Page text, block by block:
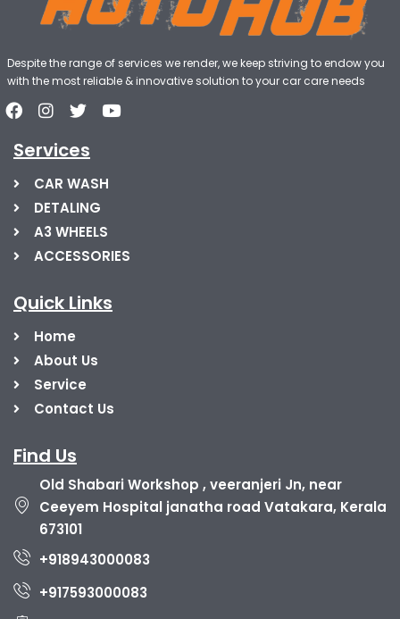
Despite the range of services we render, we keep striving to endow you
with the most reliable & innovative solution to your car care needs
Services
CAR WASH
DETALING
A3 WHEELS
ACCESSORIES
Quick Links
Home
About Us
Service
Contact Us
Find Us
Old Shabari Workshop , veeranjeri Jn, near
Ceeyem Hospital janatha road Vatakara, Kerala
673101
+918943000083
+917593000083